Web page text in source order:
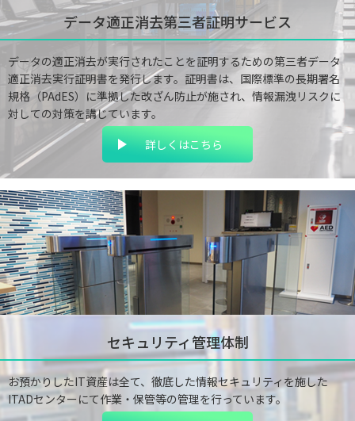
データ適正消去第三者証明サービス
データの適正消去が実行されたことを証明するための第三者データ
適正消去実行証明書を発行します。証明書は、国際標準の長期署名
規格（PAdES）に準拠した改ざん防止が施され、情報漏洩リスクに
対しての対策を講じています。
詳しくはこちら
セキュリティ管理体制
お預かりしたIT資産は全て、徹底した情報セキュリティを施した
ITADセンターにて作業・保管等の管理を行っています。